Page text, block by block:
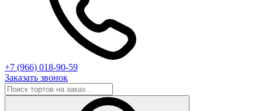
+7 (966) 018-90-59
Заказать звонок